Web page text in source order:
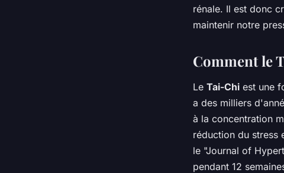
rénale. Il est donc
maintenir notre
Comment le
Le Tai-Chi est une
a des milliers
à la concentration
réduction du stress
le "Journal of
pendant 12